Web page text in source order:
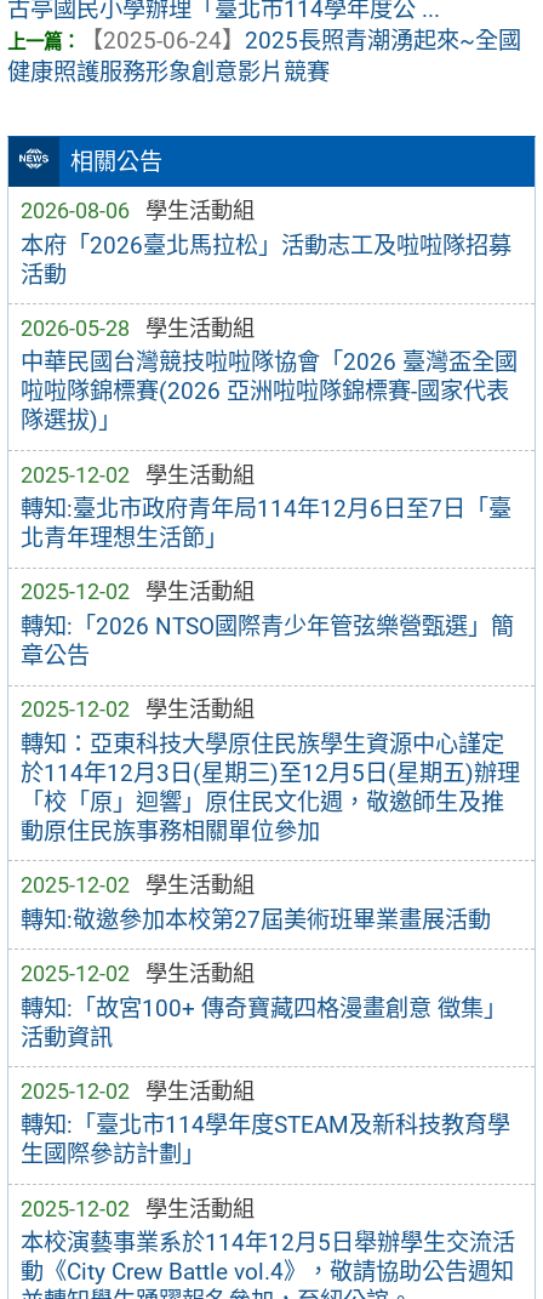
相關公告
2026-08-06 學生活動組
本府「2026臺北馬拉松」活動志工及啦啦隊招募
活動
2026-05-28 學生活動組
中華民國台灣競技啦啦隊協會「2026 臺灣盃全國
啦啦隊錦標賽(2026 亞洲啦啦隊錦標賽-國家代表
隊選拔)」
2025-12-02 學生活動組
轉知:臺北市政府青年局114年12月6日至7日「臺
北青年理想生活節」
2025-12-02 學生活動組
轉知:「2026 NTSO國際青少年管弦樂營甄選」簡
章公告
2025-12-02 學生活動組
轉知：亞東科技大學原住民族學生資源中心謹定
於114年12月3日(星期三)至12月5日(星期五)辦理
「校「原」迴響」原住民文化週，敬邀師生及推
動原住民族事務相關單位參加
2025-12-02 學生活動組
轉知:敬邀參加本校第27屆美術班畢業畫展活動
2025-12-02 學生活動組
轉知:「故宮100+ 傳奇寶藏四格漫畫創意 徵集」
活動資訊
2025-12-02 學生活動組
轉知:「臺北市114學年度STEAM及新科技教育學
生國際參訪計劃」
2025-12-02 學生活動組
本校演藝事業系於114年12月5日舉辦學生交流活
動《City Crew Battle vol.4》，敬請協助公告週知
古亭國民小學辦理「臺北市114學年度公 ...
【2025-06-24】 2025長照青潮湧起來~全國
健康照護服務形象創意影片競賽